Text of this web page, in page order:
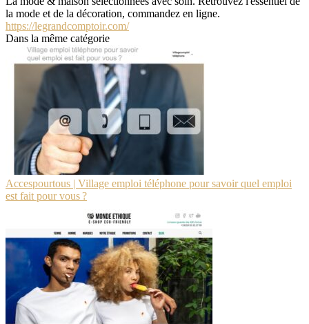
la mode et de la décoration, commandez en ligne.
https://legrandcomptoir.com/
Dans la même catégorie
Acces­pour­tous | Village emploi téléphone pour savoir quel emploi
est fait pour vous ?